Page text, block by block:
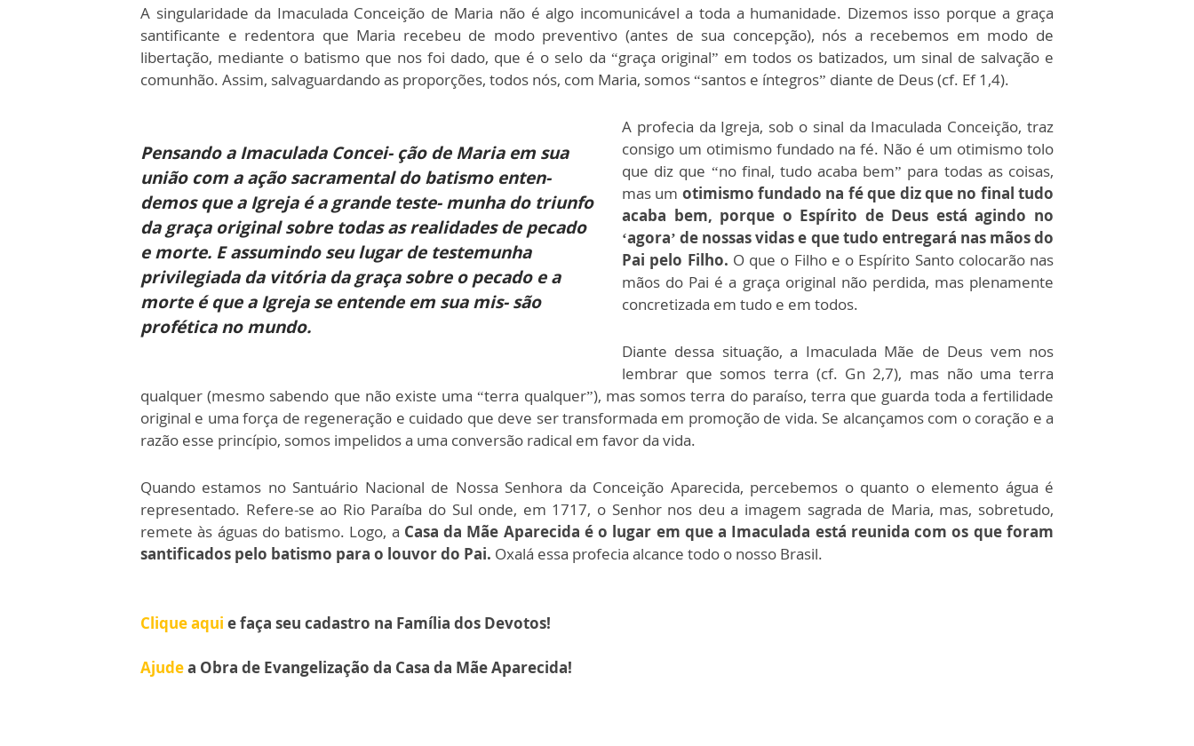
A singularidade da Imaculada Conceição de Maria não é algo incomunicável a toda a humanidade. Dizemos isso porque a graça
santificante e redentora que Maria recebeu de modo preventivo (antes de sua concepção), nós a recebemos em modo de
libertação, mediante o batismo que nos foi dado, que é o selo da “graça original” em todos os batizados, um sinal de salvação e
comunhão. Assim, salvaguardando as proporções, todos nós, com Maria, somos “santos e íntegros” diante de Deus (cf. Ef 1,4).
Pensando a Imaculada Concei- ção de Maria em sua
união com a ação sacramental do batismo enten-
demos que a Igreja é a grande teste- munha do triunfo
da graça original sobre todas as realidades de pecado
e morte. E assumindo seu lugar de testemunha
privilegiada da vitória da graça sobre o pecado e a
morte é que a Igreja se entende em sua mis- são
profética no mundo.
A profecia da Igreja, sob o sinal da Imaculada Conceição, traz
consigo um otimismo fundado na fé. Não é um otimismo tolo
que diz que “no final, tudo acaba bem” para todas as coisas,
mas um otimismo fundado na fé que diz que no final tudo
acaba bem, porque o Espírito de Deus está agindo no
‘agora’ de nossas vidas e que tudo entregará nas mãos do
Pai pelo Filho. O que o Filho e o Espírito Santo colocarão nas
mãos do Pai é a graça original não perdida, mas plenamente
concretizada em tudo e em todos.
Diante dessa situação, a Imaculada Mãe de Deus vem nos
lembrar que somos terra (cf. Gn 2,7), mas não uma terra
qualquer (mesmo sabendo que não existe uma “terra qualquer”), mas somos terra do paraíso, terra que guarda toda a fertilidade
original e uma força de regeneração e cuidado que deve ser transformada em promoção de vida. Se alcançamos com o coração e a
razão esse princípio, somos impelidos a uma conversão radical em favor da vida.
Quando estamos no Santuário Nacional de Nossa Senhora da Conceição Aparecida, percebemos o quanto o elemento água é
representado. Refere-se ao Rio Paraíba do Sul onde, em 1717, o Senhor nos deu a imagem sagrada de Maria, mas, sobretudo,
remete às águas do batismo. Logo, a Casa da Mãe Aparecida é o lugar em que a Imaculada está reunida com os que foram
santificados pelo batismo para o louvor do Pai. Oxalá essa profecia alcance todo o nosso Brasil.
Clique aqui e faça seu cadastro na Família dos Devotos!
Ajudea Obra de Evangelização da Casa da Mãe Aparecida!